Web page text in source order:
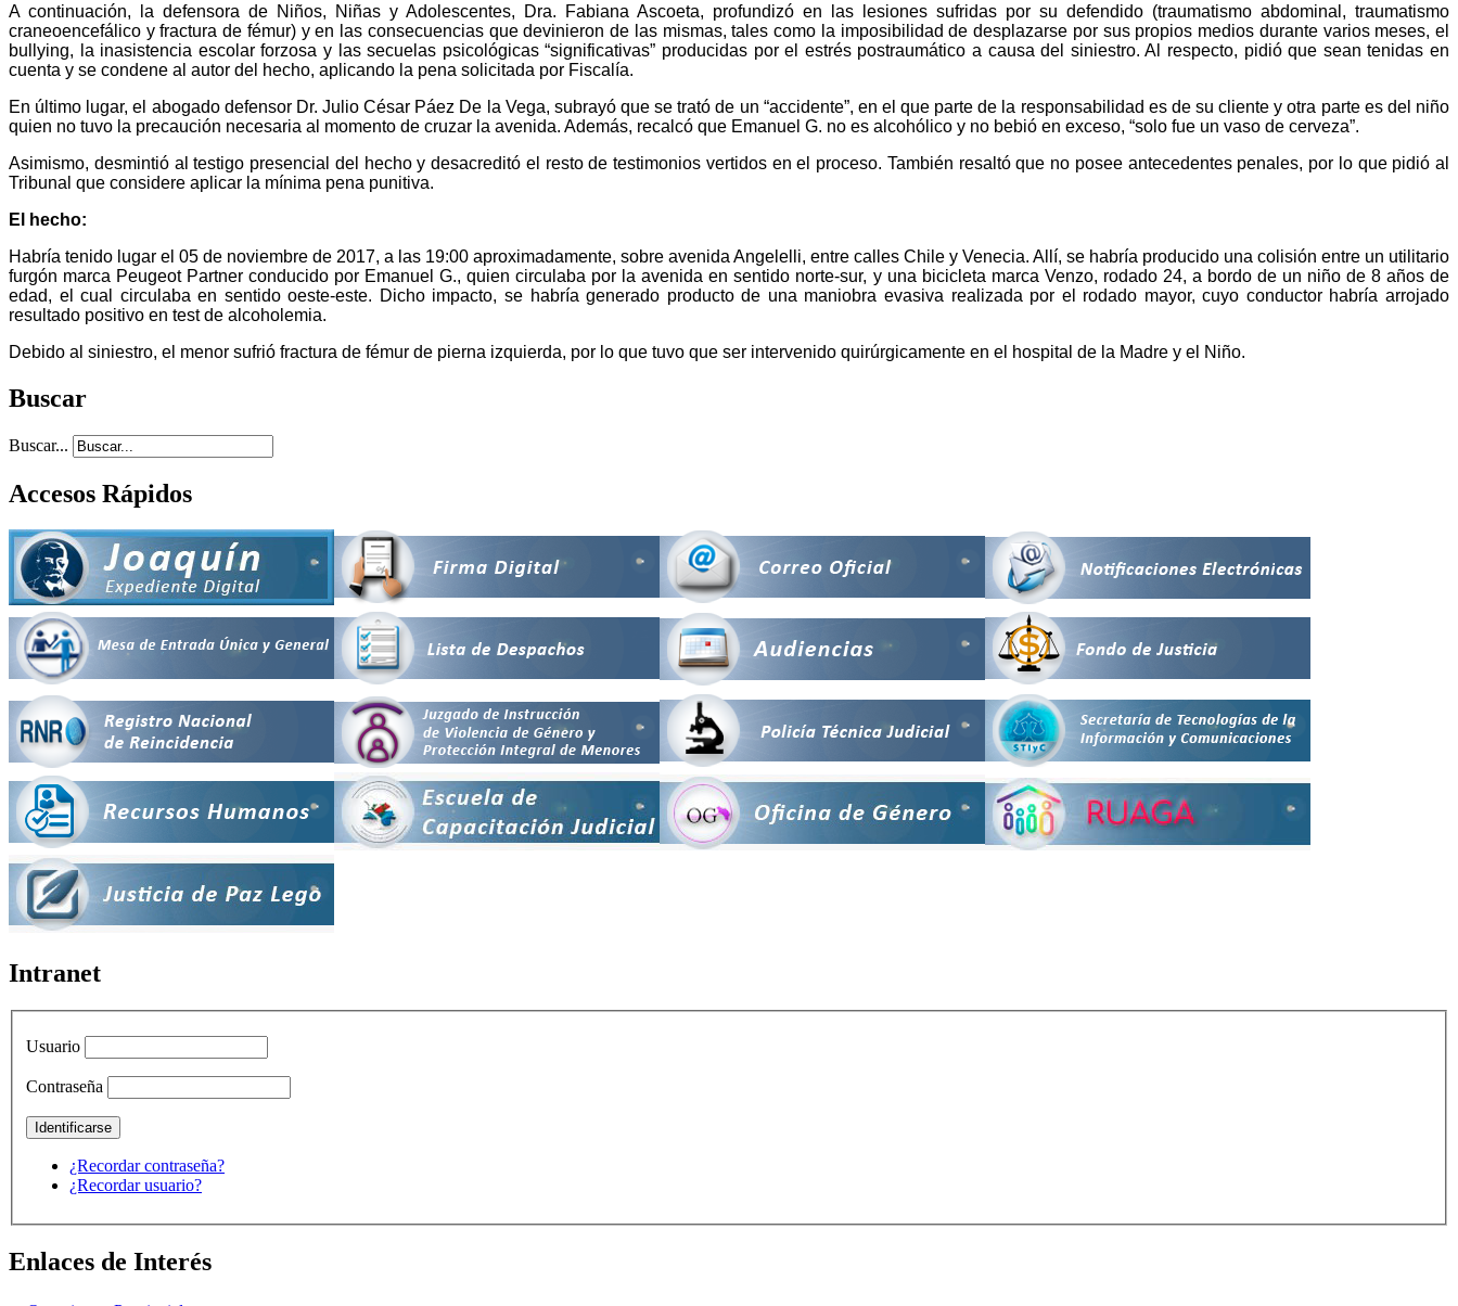
A continuación, la defensora de Niños, Niñas y Adolescentes, Dra. Fabiana Ascoeta, profundizó en las lesiones sufridas por su defendido (traumatismo abdominal, traumatismo
craneoencefálico y fractura de fémur) y en las consecuencias que devinieron de las mismas, tales como la imposibilidad de desplazarse por sus propios medios durante varios meses, el
bullying, la inasistencia escolar forzosa y las secuelas psicológicas “significativas” producidas por el estrés postraumático a causa del siniestro. Al respecto, pidió que sean tenidas en
cuenta y se condene al autor del hecho, aplicando la pena solicitada por Fiscalía.
En último lugar, el abogado defensor Dr. Julio César Páez De la Vega, subrayó que se trató de un “accidente”, en el que parte de la responsabilidad es de su cliente y otra parte es del niño
quien no tuvo la precaución necesaria al momento de cruzar la avenida. Además, recalcó que Emanuel G. no es alcohólico y no bebió en exceso, “solo fue un vaso de cerveza”.
Asimismo, desmintió al testigo presencial del hecho y desacreditó el resto de testimonios vertidos en el proceso. También resaltó que no posee antecedentes penales, por lo que pidió al
Tribunal que considere aplicar la mínima pena punitiva.
El hecho:
Habría tenido lugar el 05 de noviembre de 2017, a las 19:00 aproximadamente, sobre avenida Angelelli, entre calles Chile y Venecia. Allí, se habría producido una colisión entre un utilitario
furgón marca Peugeot Partner conducido por Emanuel G., quien circulaba por la avenida en sentido norte-sur, y una bicicleta marca Venzo, rodado 24, a bordo de un niño de 8 años de
edad, el cual circulaba en sentido oeste-este. Dicho impacto, se habría generado producto de una maniobra evasiva realizada por el rodado mayor, cuyo conductor habría arrojado
resultado positivo en test de alcoholemia.
Debido al siniestro, el menor sufrió fractura de fémur de pierna izquierda, por lo que tuvo que ser intervenido quirúrgicamente en el hospital de la Madre y el Niño.
Buscar
Buscar...
Accesos Rápidos
Intranet
Usuario
Contraseña
¿Recordar contraseña?
¿Recordar usuario?
Enlaces de Interés